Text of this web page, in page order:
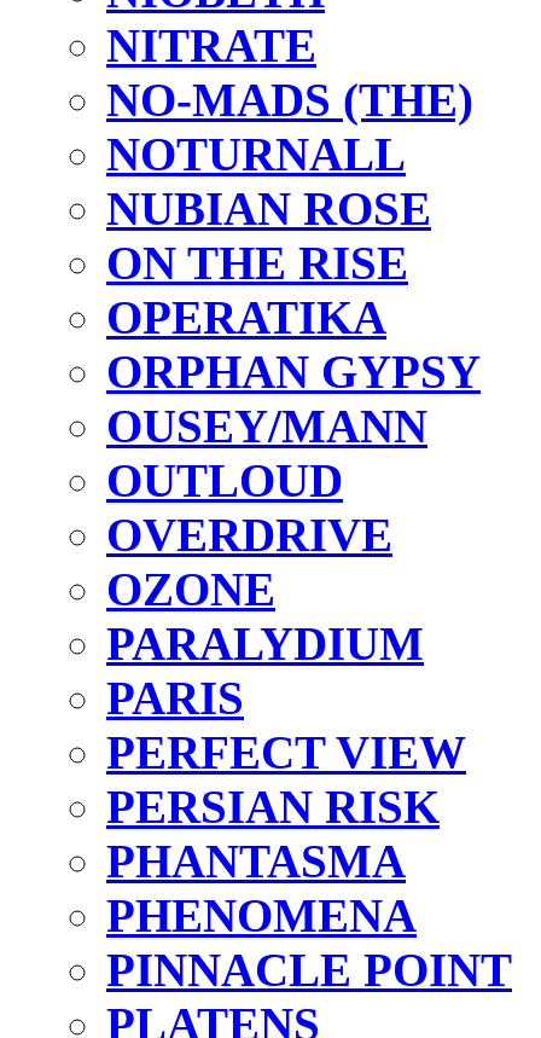
NITRATE
NO-MADS (THE)
NOTURNALL
NUBIAN ROSE
ON THE RISE
OPERATIKA
ORPHAN GYPSY
OUSEY/MANN
OUTLOUD
OVERDRIVE
OZONE
PARALYDIUM
PARIS
PERFECT VIEW
PERSIAN RISK
PHANTASMA
PHENOMENA
PINNACLE POINT
PLATENS